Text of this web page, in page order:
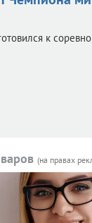
к
(на правах